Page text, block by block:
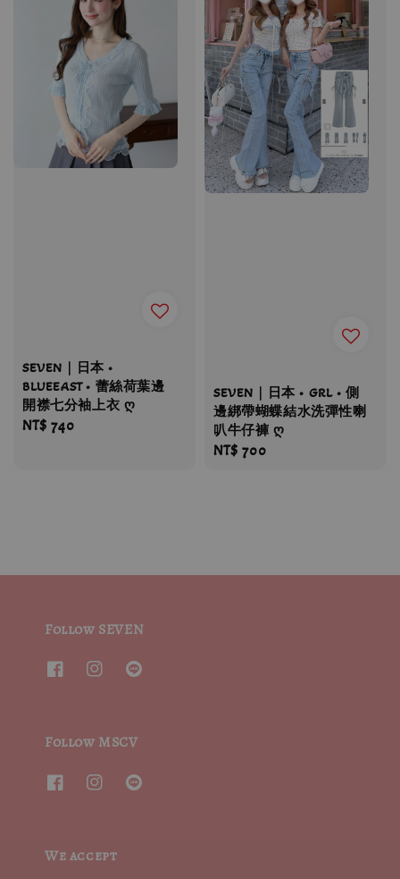
SEVEN｜日本 •
BLUEEAST • 蕾絲荷葉邊
開襟七分袖上衣 ღ
Regular
NT$ 740
SEVEN｜日本 • GRL • 側
邊綁帶蝴蝶結水洗彈性喇
叭牛仔褲 ღ
Regular
NT$ 700
Follow SEVEN
Follow MSCV
We accept